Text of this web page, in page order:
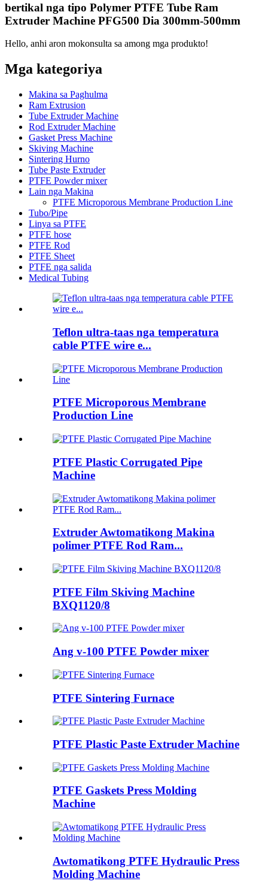
bertikal nga tipo Polymer PTFE Tube Ram
Extruder Machine PFG500 Dia 300mm-500mm
Hello, anhi aron mokonsulta sa among mga produkto!
Mga kategoriya
Makina sa Paghulma
Ram Extrusion
Tube Extruder Machine
Rod Extruder Machine
Gasket Press Machine
Skiving Machine
Sintering Hurno
Tube Paste Extruder
PTFE Powder mixer
Lain nga Makina
PTFE Microporous Membrane Production Line
Tubo/Pipe
Linya sa PTFE
PTFE hose
PTFE Rod
PTFE Sheet
PTFE nga salida
Medical Tubing
Teflon ultra-taas nga temperatura
cable PTFE wire e...
PTFE Microporous Membrane
Production Line
PTFE Plastic Corrugated Pipe
Machine
Extruder Awtomatikong Makina
polimer PTFE Rod Ram...
PTFE Film Skiving Machine
BXQ1120/8
Ang v-100 PTFE Powder mixer
PTFE Sintering Furnace
PTFE Plastic Paste Extruder Machine
PTFE Gaskets Press Molding
Machine
Awtomatikong PTFE Hydraulic Press
Molding Machine